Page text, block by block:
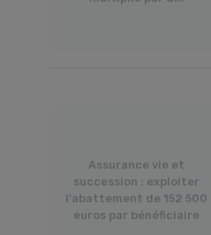
Assurance vie et
succession : exploiter
l'abattement de 152 500
euros par bénéficiaire